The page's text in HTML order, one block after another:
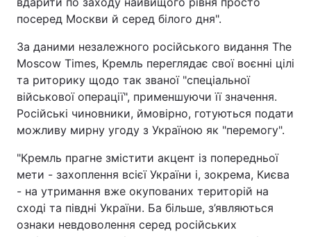
посеред Москви й серед білого дня".
За даними незалежного російського видання The
Moscow Times, Кремль переглядає свої воєнні цілі
та риторику щодо так званої "спеціальної
військової операції", применшуючи її значення.
Російські чиновники, ймовірно, готуються подати
можливу мирну угоду з Україною як "перемогу".
"Кремль прагне змістити акцент із попередньої
мети - захоплення всієї України і, зокрема, Києва
- на утримання вже окупованих територій на
сході та півдні України. Ба більше, з’являються
ознаки невдоволення серед російських